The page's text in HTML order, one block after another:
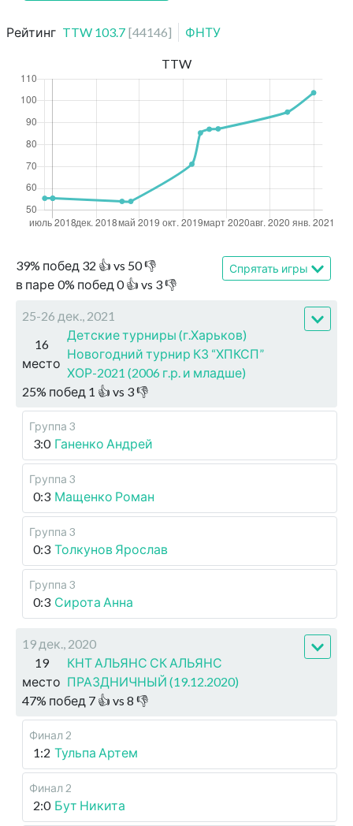
Рейтинг TTW 103.7 [44146] ФНТУ
39% побед 32 👍 vs 50👎
в паре 0% побед 0👍 vs 3👎
Спрятать игры
25-26 дек., 2021
16
место
Детские турниры (г.Харьков)
Новогодний турнир КЗ “ХПКСП”
ХОР-2021 (2006 г.р. и младше)
25% побед 1 👍 vs 3👎
Группа 3
3:0 Ганенко Андрей
Группа 3
0:3 Мащенко Роман
Группа 3
0:3 Толкунов Ярослав
Группа 3
0:3 Сирота Анна
19 дек., 2020
19
место
КНТ АЛЬЯНС СК АЛЬЯНС
ПРАЗДНИЧНЫЙ (19.12.2020)
47% побед 7 👍 vs 8 👎
Финал 2
1:2 Тульпа Артем
Финал 2
2:0 Бут Никита
TTW